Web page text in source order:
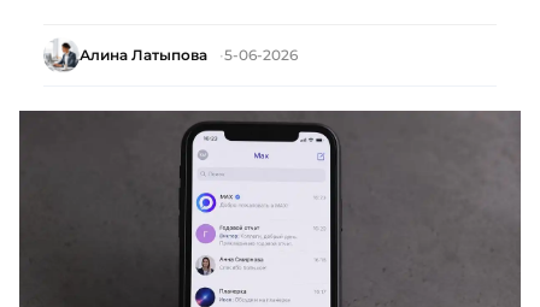
Алина Латыпова 5-06-2026